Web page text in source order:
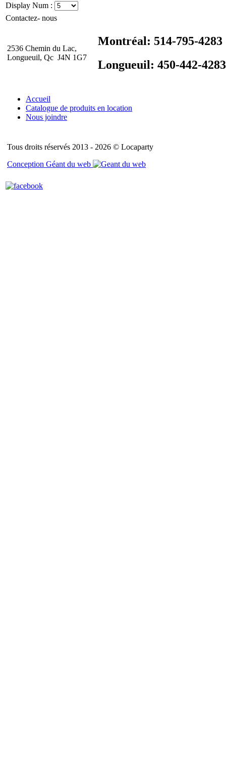
Display Num :
Contactez- nous
2536 Chemin du Lac,
Longueuil, Qc J4N 1G7
Montréal: 514-795-4283
Longueuil: 450-442-4283
Accueil
Catalogue de produits en location
Nous joindre
Tous droits réservés 2013 - 2026 © Locaparty
Conception Géant du web